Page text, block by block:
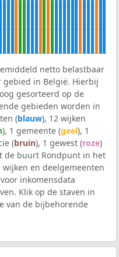
netto belastbaar
in België. Hierbij
gesorteerd op de
gebieden worden in
(blauw), 12 wijken
), 1 gemeente (geel), 1
(bruin), 1 gewest (roze)
de buurt Rondpunt in het
en deelgemeenten
inkomensdata
Klik op de staven in
van de bijbehorende